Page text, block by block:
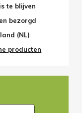
te blijven
bezorgd
(NL)
producten